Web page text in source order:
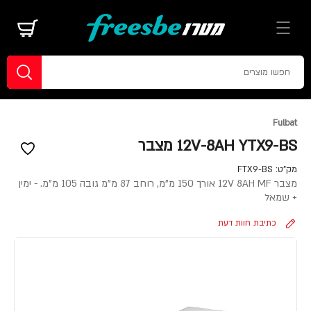
Fulbat
12V-8AH YTX9-BS מצבר
מק"ט: FTX9-BS
מצבר 12V 8AH MF אורך 150 מ"מ, רוחב 87 מ"מ גובה 105 מ"מ. - ימין
+ שמאל
כתיבת חוות דעת